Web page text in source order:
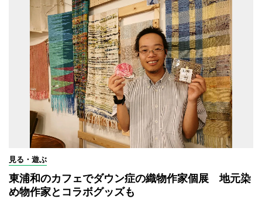
見る・遊ぶ
東浦和のカフェでダウン症の織物作家個展 地元染
め物作家とコラボグッズも